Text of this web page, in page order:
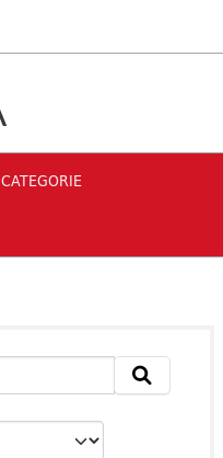
CATEGORIE